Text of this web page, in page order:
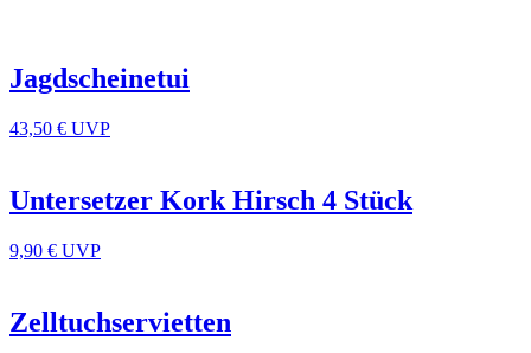
Jagdscheinetui
43,50 € UVP
Untersetzer Kork Hirsch 4 Stück
9,90 € UVP
Zelltuchservietten